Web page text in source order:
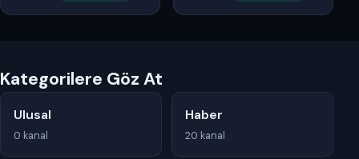
Kategorilere Göz At
Ulusal
0 kanal
Haber
20 kanal